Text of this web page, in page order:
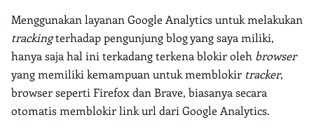
Menggunakan layanan Google Analytics untuk melakukan
trackingterhadap pengunjung blog yang saya miliki,
hanya saja hal ini terkadang terkena blokir oleh browser
yang memiliki kemampuan untuk memblokir tracker,
browser seperti Firefox dan Brave, biasanya secara
otomatis memblokir link url dari Google Analytics.